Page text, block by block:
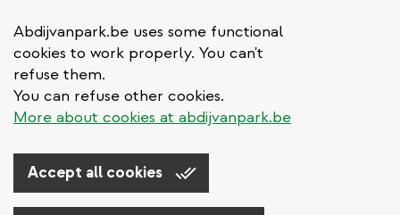
Abdijvanpark.be uses some functional
cookies to work properly. You can't
refuse them.
You can refuse other cookies.
More about cookies at abdijvanpark.be
Accept all cookies